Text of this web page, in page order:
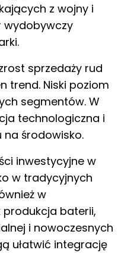
z wojny i
wydobywczy
sprzedaży rud
trend. Niski poziom
segmentów. W
technologiczna i
na środowisko.
inwestycyjne w
w tradycyjnych
w
baterii,
i nowoczesnych
ułatwić integrację